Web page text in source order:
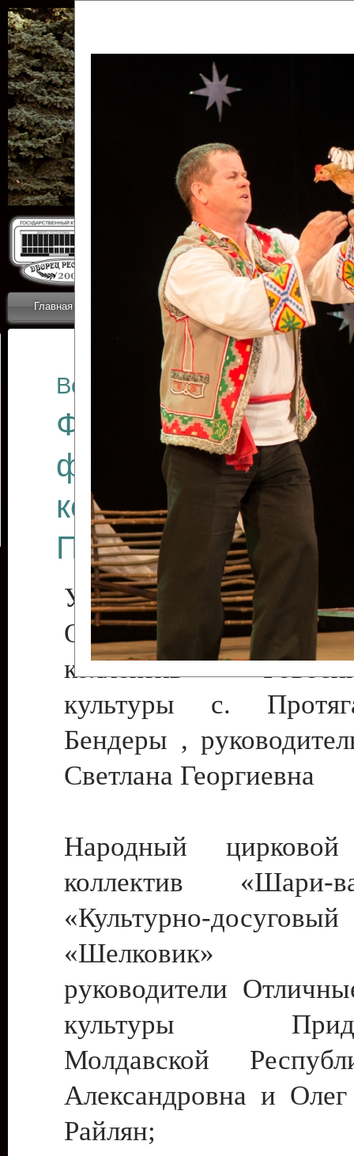
Главная Приветствие Коллективы Новости
ОТЧЕТЫ ГКЦ
Все отчеты
Финал
фестиваля
коллективов
Приднестровского
Участники фестиваля:
Образцовый
коллектив
культуры с.
Бендеры ,
Светлана Георгиевна
Народный цирковой
коллектив
«Культурно-
«Шелковик»
руководители
культуры
Молдавской
Александровна и
Райлян;